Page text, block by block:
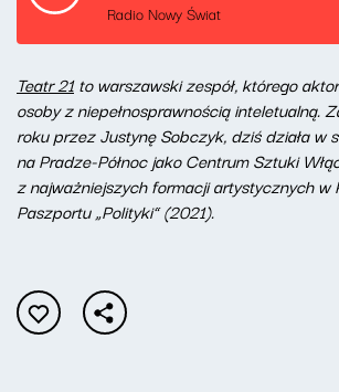
Radio Nowy Świat
Teatr 21to warszawski zespół, którego
osoby z niepełnosprawnością inteletualną.
roku przez Justynę Sobczyk, dziś działa w
na Pradze-Północ jako Centrum Sztuki
z najważniejszych formacji artystycznych w
Paszportu „Polityki” (2021).